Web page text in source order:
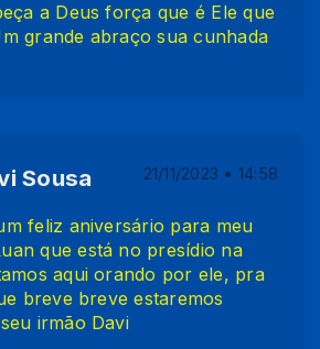
a Deus força que é Ele que
grande abraço sua cunhada
Sousa 21/11/2023 • 14:58
feliz aniversário para meu
que está no presídio na
aqui orando por ele, pra
breve breve estaremos
irmão Davi